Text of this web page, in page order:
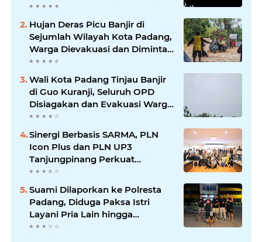
Mengikuti
Hujan Deras Picu Banjir di
Sejumlah Wilayah Kota Padang,
Warga Dievakuasi dan Diminta
Waspada Banjir Susulan
Wali Kota Padang Tinjau Banjir
di Guo Kuranji, Seluruh OPD
Disiagakan dan Evakuasi Warga
Dipercepat
Sinergi Berbasis SARMA, PLN
Icon Plus dan PLN UP3
Tanjungpinang Perkuat
Kolaborasi Strategis
Suami Dilaporkan ke Polresta
Padang, Diduga Paksa Istri
Layani Pria Lain hingga
Berulang Kali